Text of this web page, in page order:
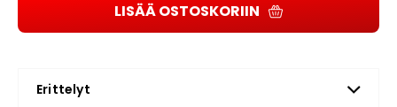
LISÄÄ OSTOSKORIIN
Erittelyt